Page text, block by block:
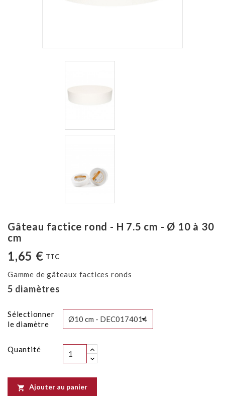
Gâteau factice rond - H 7.5 cm - Ø 10 à 30
cm
1,65 € TTC
Gamme de gâteaux factices ronds
5 diamètres
Sélectionner
le diamètre
Quantité
 Ajouter au panier